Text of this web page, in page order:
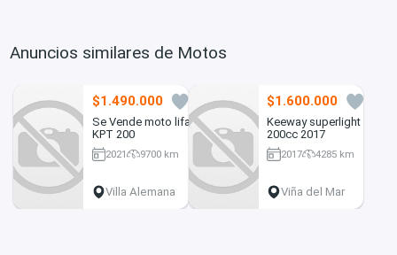
Anuncios similares de Motos
$1.490.000
Se Vende moto lifan
KPT 200
2021
9700 km
Villa Alemana
$1.600.000
Keeway superlight
200cc 2017
2017
4285 km
Viña del Mar